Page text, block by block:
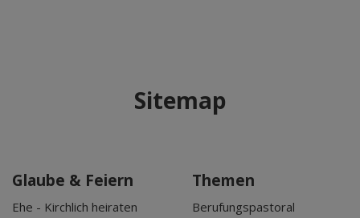
Sitemap
Glaube & Feiern
Ehe - Kirchlich heiraten
Themen
Berufungspastoral